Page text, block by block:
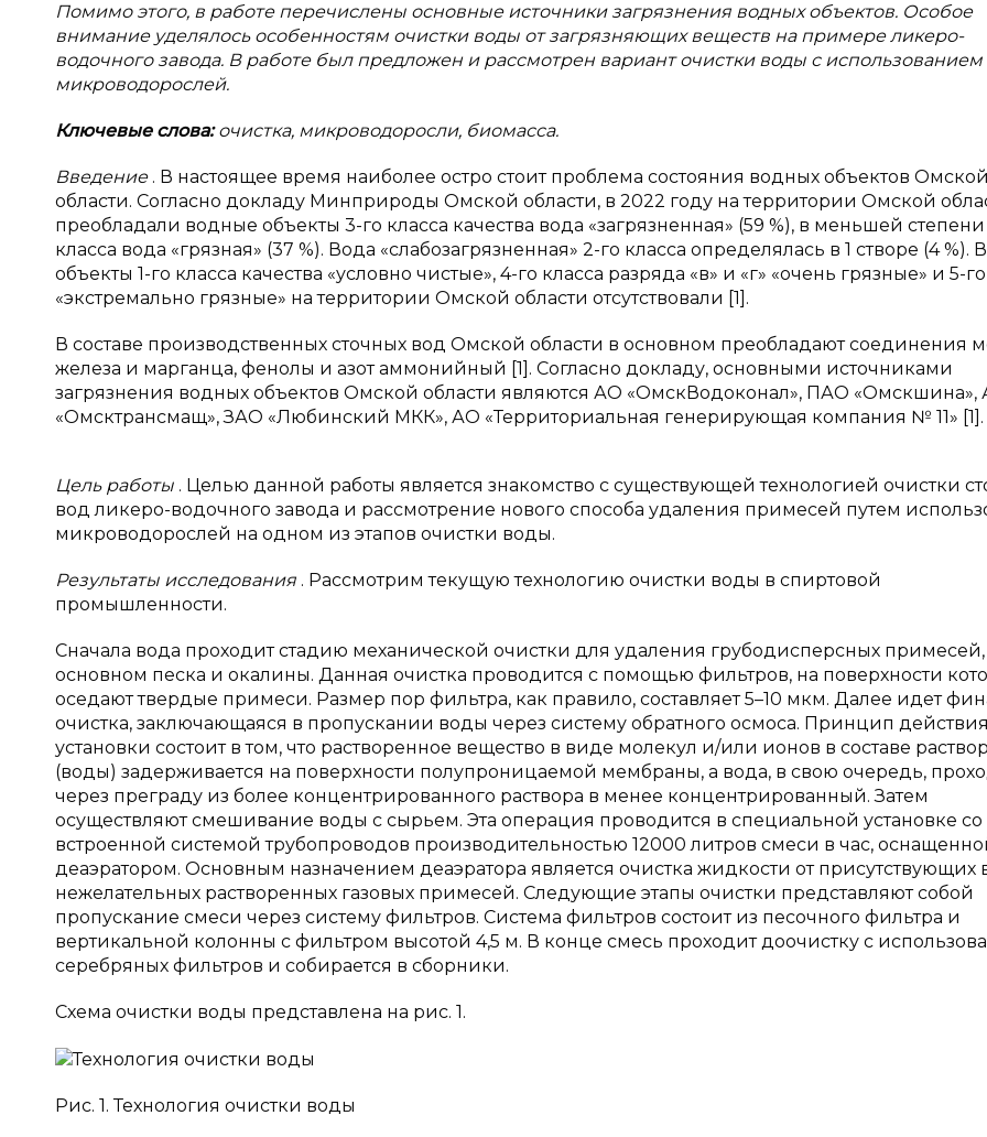
Помимо этого, в работе перечислены основные источники загрязнения водных объектов. Особое
внимание уделялось особенностям очистки воды от загрязняющих веществ на примере ликеро-
водочного завода. В работе был предложен и рассмотрен вариант очистки воды с использованием
микроводорослей.
Ключевые слова:очистка, микроводоросли, биомасса.
Введение . В настоящее время наиболее остро стоит проблема состояния водных объектов Омской
области. Согласно докладу Минприроды Омской области, в 2022 году на территории Омской
преобладали водные объекты 3-го класса качества вода «загрязненная» (59 %), в меньшей степени
класса вода «грязная» (37 %). Вода «слабозагрязненная» 2-го класса определялась в 1 створе (4 %).
объекты 1-го класса качества «условно чистые», 4-го класса разряда «в» и «г» «очень грязные» и 5-
«экстремально грязные» на территории Омской области отсутствовали [1].
В составе производственных сточных вод Омской области в основном преобладают соединения
железа и марганца, фенолы и азот аммонийный [1]. Согласно докладу, основными источниками
загрязнения водных объектов Омской области являются АО «ОмскВодоконал», ПАО «Омскшина»,
«Омсктрансмащ», ЗАО «Любинский МКК», АО «Территориальная генерирующая компания № 11» [1].
Цель работы . Целью данной работы является знакомство с существующей технологией очистки
вод ликеро-водочного завода и рассмотрение нового способа удаления примесей путем
микроводорослей на одном из этапов очистки воды.
Результаты исследования . Рассмотрим текущую технологию очистки воды в спиртовой
промышленности.
Сначала вода проходит стадию механической очистки для удаления грубодисперсных примесей,
основном песка и окалины. Данная очистка проводится с помощью фильтров, на поверхности
оседают твердые примеси. Размер пор фильтра, как правило, составляет 5–10 мкм. Далее идет
очистка, заключающаяся в пропускании воды через систему обратного осмоса. Принцип действия
установки состоит в том, что растворенное вещество в виде молекул и/или ионов в составе
(воды) задерживается на поверхности полупроницаемой мембраны, а вода, в свою очередь,
через преграду из более концентрированного раствора в менее концентрированный. Затем
осуществляют смешивание воды с сырьем. Эта операция проводится в специальной установке со
встроенной системой трубопроводов производительностью 12000 литров смеси в час,
деаэратором. Основным назначением деаэратора является очистка жидкости от присутствующих
нежелательных растворенных газовых примесей. Следующие этапы очистки представляют собой
пропускание смеси через систему фильтров. Система фильтров состоит из песочного фильтра и
вертикальной колонны с фильтром высотой 4,5 м. В конце смесь проходит доочистку с
серебряных фильтров и собирается в сборники.
Схема очистки воды представлена на рис. 1.
Рис. 1. Технология очистки воды